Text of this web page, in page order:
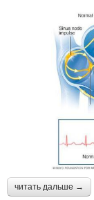
читать дальше →